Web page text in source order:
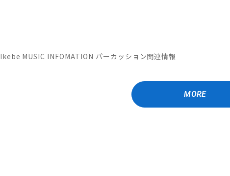
Ikebe MUSIC INFOMATION パーカッション関連情報
MORE